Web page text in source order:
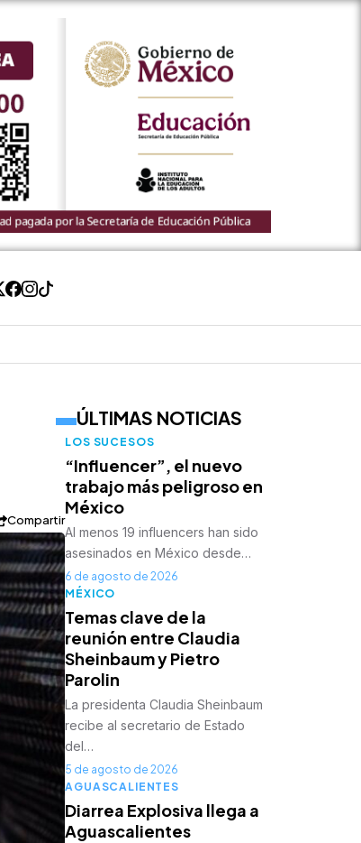
Compartir
ÚLTIMAS NOTICIAS
LOS SUCESOS
“Influencer”, el nuevo
trabajo más peligroso en
México
Al menos 19 influencers han sido
asesinados en México desde…
6 de agosto de 2026
MÉXICO
Temas clave de la
reunión entre Claudia
Sheinbaum y Pietro
Parolin
La presidenta Claudia Sheinbaum
recibe al secretario de Estado
del…
5 de agosto de 2026
AGUASCALIENTES
Diarrea Explosiva llega a
Aguascalientes